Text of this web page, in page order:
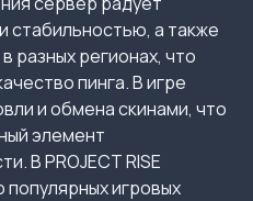
стабильностью, а также
разных регионах, что
пинга. В игре
и обмена скинами, что
элемент
В PROJECT RISE
игровых